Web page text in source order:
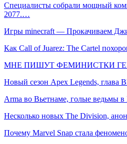
Специалисты собрали мощный
2077.…
Игры minecraft — Прокачиваем
Как Call of Juarez: The Cartel
МНЕ ПИШУТ ФЕМИНИСТКИ
Новый сезон Apex Legends, глава
Arma во Вьетнаме, голые ведьмы
Несколько новых The Division,
Почему Marvel Snap стала